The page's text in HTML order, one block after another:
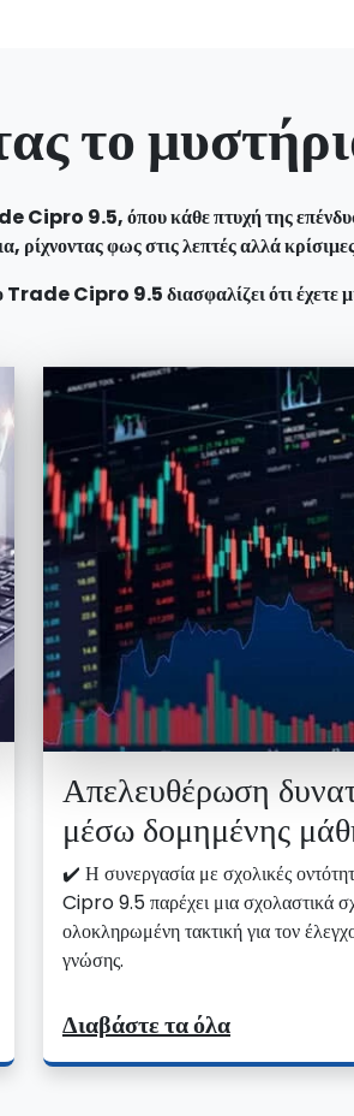
το
Cipro 9.5, όπου κάθε πτυχή της
ρίχνοντας φως στις λεπτές αλλά
Trade Cipro 9.5 διασφαλίζει ότι
Απελευθέρωση
μέσω δομημένης
✔️ Η συνεργασία με σχολικές
Cipro 9.5 παρέχει μια σχολαστικά
ολοκληρωμένη τακτική για τον
γνώσης.
Διαβάστε τα όλα